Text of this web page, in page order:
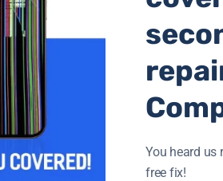
contacto con nosotros. Estamos
You heard us
free fix!